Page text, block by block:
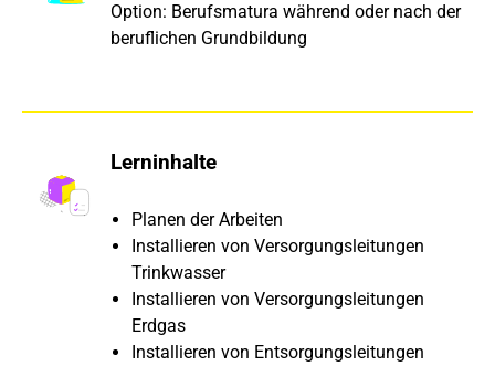
Option: Berufsmatura während oder nach der
beruflichen Grundbildung
Lerninhalte
Planen der Arbeiten
Installieren von Versorgungsleitungen
Trinkwasser
Installieren von Versorgungsleitungen
Erdgas
Installieren von Entsorgungsleitungen